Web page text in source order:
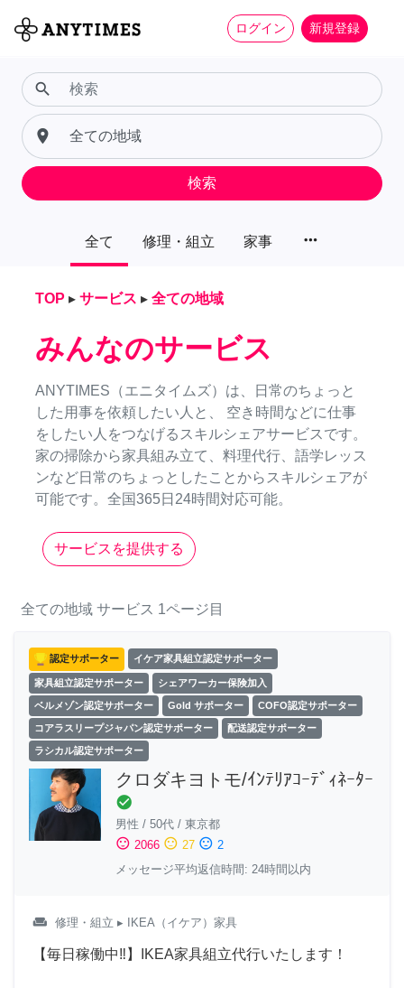
ログイン 新規登録
全て 修理・組立 家事 more_horiz
search
place
検索
TOP ▸ サービス ▸ 全ての地域
みんなのサービス
ANYTIMES（エニタイムズ）は、日常のちょっと
した用事を依頼したい人と、 空き時間などに仕事
をしたい人をつなげるスキルシェアサービスです。
家の掃除から家具組み立て、料理代行、語学レッス
ンなど日常のちょっとしたことからスキルシェアが
可能です。全国365日24時間対応可能。
サービスを提供する
全ての地域 サービス 1ページ目
認定サポーター イケア家具組立認定サポーター
家具組立認定サポーター シェアワーカー保険加入
ベルメゾン認定サポーター Gold サポーター COFO認定サポーター
コアラスリープジャパン認定サポーター 配送認定サポーター
ラシカル認定サポーター
クロダキヨトモ/ｲﾝﾃﾘｱｺｰﾃﾞｨﾈｰﾀｰ
check_circle
男性 / 50代 / 東京都
sentiment_satisfied 2066 sentiment_neutral 27 sentiment_dissatisfied 2
メッセージ平均返信時間: 24時間以内
weekend 修理・組立 ▸ IKEA（イケア）家具
【毎日稼働中‼︎】IKEA家具組立代行いたします！